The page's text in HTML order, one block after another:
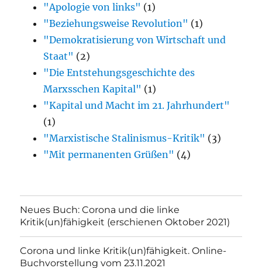
"Apologie von links" (1)
"Beziehungsweise Revolution" (1)
"Demokratisierung von Wirtschaft und
Staat" (2)
"Die Entstehungsgeschichte des
Marxsschen Kapital" (1)
"Kapital und Macht im 21. Jahrhundert"
(1)
"Marxistische Stalinismus-Kritik" (3)
"Mit permanenten Grüßen" (4)
Neues Buch: Corona und die linke
Kritik(un)fähigkeit (erschienen Oktober 2021)
Corona und linke Kritik(un)fähigkeit. Online-
Buchvorstellung vom 23.11.2021